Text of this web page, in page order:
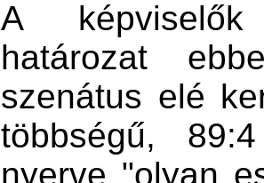
A
határozat
szenátus elé
többségű,
nyerve "olyan